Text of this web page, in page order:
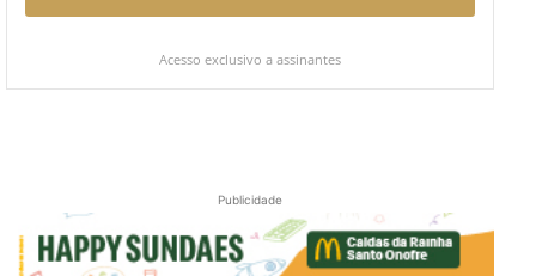
Acesso exclusivo a assinantes
Publicidade